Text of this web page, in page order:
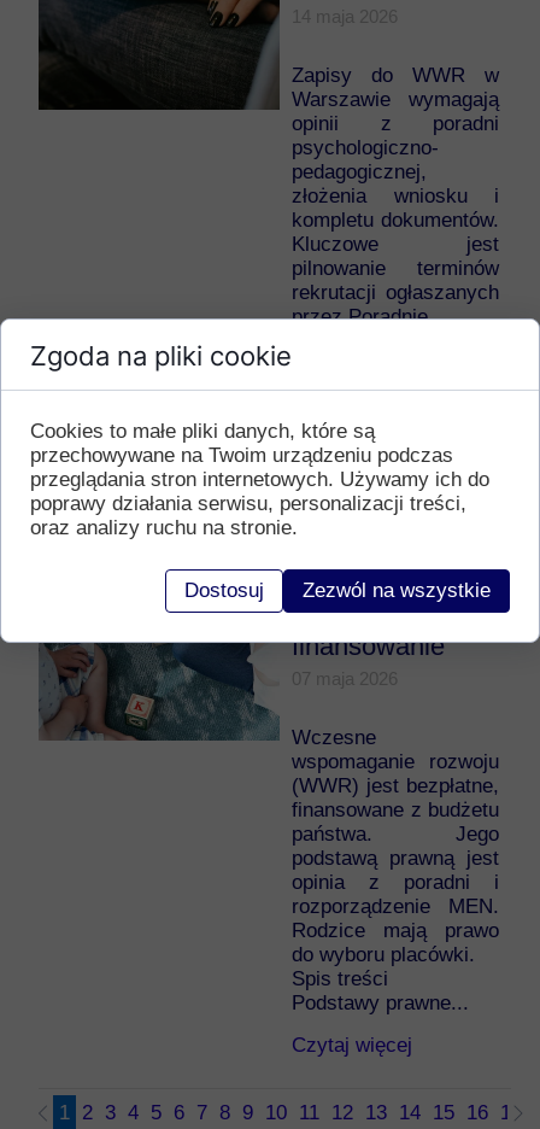
14 maja 2026
Zapisy do WWR w
Warszawie wymagają
opinii z poradni
psychologiczno-
pedagogicznej,
złożenia wniosku i
kompletu dokumentów.
Kluczowe jest
pilnowanie terminów
rekrutacji ogłaszanych
przez Poradnię.
pierwsze kroki...
Czytaj więcej
Wczesne
rozwoju: aspekty
prawne i
finansowanie
07 maja 2026
Wczesne
wspomaganie rozwoju
(WWR) jest bezpłatne,
finansowane z budżetu
państwa. Jego
podstawą prawną jest
opinia z poradni i
rozporządzenie MEN.
Rodzice mają prawo
do wyboru placówki.
Spis treści
Podstawy prawne...
Czytaj więcej
1 2 3 4 5 6 7 8 9 10 11 12 13 14 15 16 17
Zgoda na pliki cookie
Cookies to małe pliki danych, które są
przechowywane na Twoim urządzeniu podczas
przeglądania stron internetowych. Używamy ich do
poprawy działania serwisu, personalizacji treści,
oraz analizy ruchu na stronie.
Dostosuj Zezwól na wszystkie